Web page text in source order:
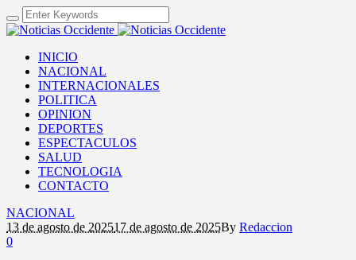
INICIO
NACIONAL
INTERNACIONALES
POLITICA
OPINION
DEPORTES
ESPECTACULOS
SALUD
TECNOLOGIA
CONTACTO
NACIONAL
13 de agosto de 202517 de agosto de 2025By Redaccion
0